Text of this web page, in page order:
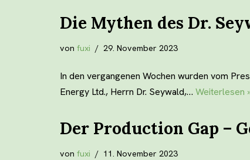
Die Mythen des Dr.
von fuxi 29. November 2023
In den vergangenen Wochen wurden vom
Energy Ltd., Herrn Dr. Seywald,… Weiterlesen
Der Production Gap –
von fuxi 11. November 2023